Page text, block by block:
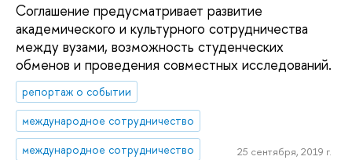
Соглашение предусматривает развитие
академического и культурного сотрудничества
между вузами, возможность студенческих
обменов и проведения совместных исследований.
репортаж о событии
международное сотрудничество
международное сотрудничество
25 сентября, 2019 г.